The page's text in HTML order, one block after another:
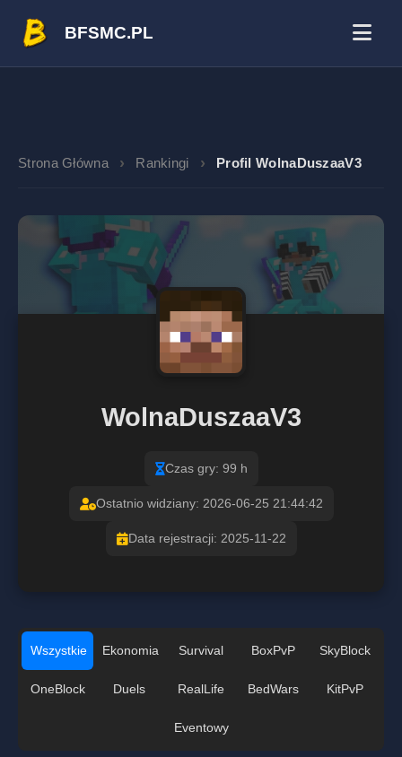
BFSMC.PL
Strona Główna Rankingi Profil WolnaDuszaaV3
WolnaDuszaaV3
Czas gry: 99 h
Ostatnio widziany: 2026-06-25 21:44:42
Data rejestracji: 2025-11-22
Wszystkie Ekonomia Survival BoxPvP SkyBlock
OneBlock Duels RealLife BedWars KitPvP
Eventowy